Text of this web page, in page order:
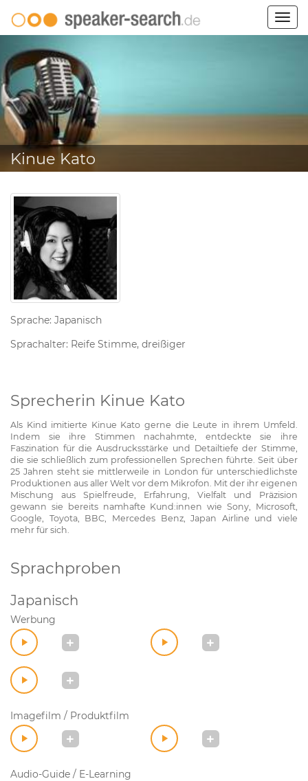
Kinue Kato
Sprache: Japanisch
Sprachalter: Reife Stimme, dreißiger
Sprecherin Kinue Kato
Als Kind imitierte Kinue Kato gerne die Leute in ihrem Umfeld.
Indem sie ihre Stimmen nachahmte, entdeckte sie ihre
Faszination für die Ausdrucksstärke und Detailtiefe der Stimme,
die sie schließlich zum professionellen Sprechen führte. Seit über
25 Jahren steht sie mittlerweile in London für unterschiedlichste
Produktionen aus aller Welt vor dem Mikrofon. Mit der ihr eigenen
Mischung aus Spielfreude, Erfahrung, Vielfalt und Präzision
gewann sie bereits namhafte Kund:innen wie Sony, Microsoft,
Google, Toyota, BBC, Mercedes Benz, Japan Airline und viele
mehr für sich.
Sprachproben
Japanisch
Werbung
Imagefilm / Produktfilm
Audio-Guide / E-Learning